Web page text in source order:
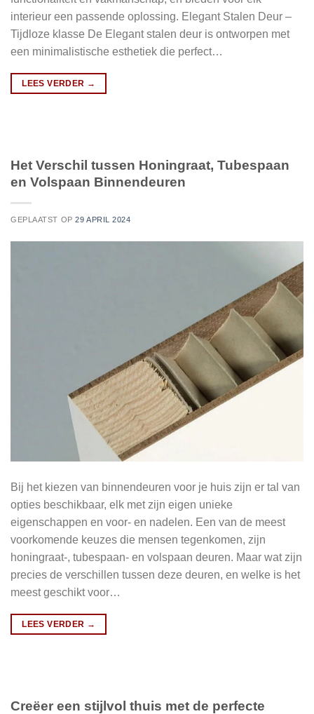
interieur een passende oplossing.​ Elegant Stalen Deur –
Tijdloze klasse De Elegant stalen deur is ontworpen met
een minimalistische esthetiek die perfect…
LEES VERDER →
Het Verschil tussen Honingraat, Tubespaan
en Volspaan Binnendeuren
GEPLAATST OP29 APRIL 2024
Bij het kiezen van binnendeuren voor je huis zijn er tal van
opties beschikbaar, elk met zijn eigen unieke
eigenschappen en voor- en nadelen. Een van de meest
voorkomende keuzes die mensen tegenkomen, zijn
honingraat-, tubespaan- en volspaan deuren. Maar wat zijn
precies de verschillen tussen deze deuren, en welke is het
meest geschikt voor…
LEES VERDER →
Creëer een stijlvol thuis met de perfecte